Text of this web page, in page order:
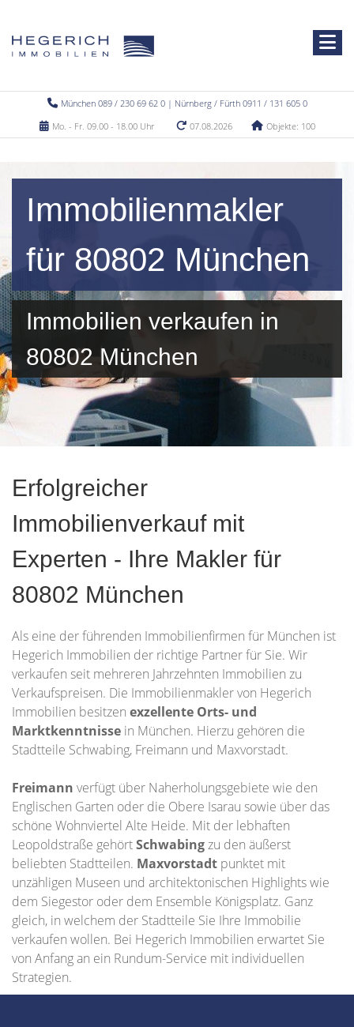
München 089 / 230 69 62 0 | Nürnberg / Fürth 0911 / 131 605 0
Mo. - Fr. 09.00 - 18.00 Uhr
07.08.2026 Objekte: 100
Immobilienmakler
für 80802 München
Immobilien verkaufen in
80802 München
Erfolgreicher
Immobilienverkauf mit
Experten - Ihre Makler für
80802 München
Als eine der führenden Immobilienfirmen für München ist
Hegerich Immobilien der richtige Partner für Sie. Wir
verkaufen seit mehreren Jahrzehnten Immobilien zu
Verkaufspreisen. Die Immobilienmakler von Hegerich
Immobilien besitzen exzellente Orts- und
Marktkenntnisse in München. Hierzu gehören die
Stadtteile Schwabing, Freimann und Maxvorstadt.
Freimann verfügt über Naherholungsgebiete wie den
Englischen Garten oder die Obere Isarau sowie über das
schöne Wohnviertel Alte Heide. Mit der lebhaften
Leopoldstraße gehörtSchwabingzu den äußerst
beliebten Stadtteilen. Maxvorstadt punktet mit
unzähligen Museen und architektonischen Highlights wie
dem Siegestor oder dem Ensemble Königsplatz. Ganz
gleich, in welchem der Stadtteile Sie Ihre Immobilie
verkaufen wollen. Bei Hegerich Immobilien erwartet Sie
von Anfang an ein Rundum-Service mit individuellen
Strategien.